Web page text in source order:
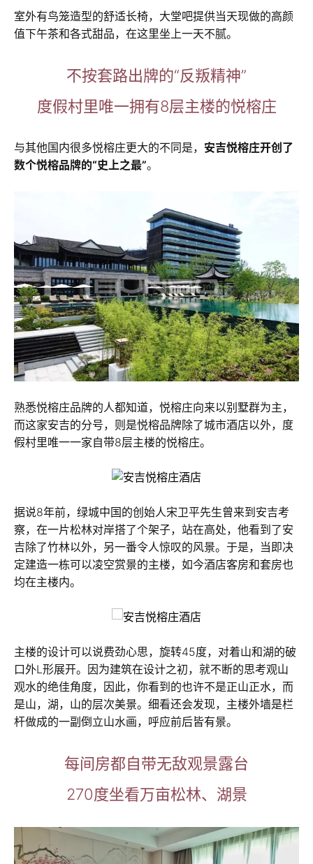
室外有鸟笼造型的舒适长椅，大堂吧提供当天现做的高颜
值下午茶和各式甜品，在这里坐上一天不腻。
不按套路出牌的“反叛精神”
度假村里唯一拥有8层主楼的悦榕庄
与其他国内很多悦榕庄更大的不同是， 安吉悦榕庄开创了
数个悦榕品牌的“史上之最”。
熟悉悦榕庄品牌的人都知道，悦榕庄向来以别墅群为主，
而这家安吉的分号，则是悦榕品牌除了城市酒店以外，度
假村里唯一一家自带8层主楼的悦榕庄。
据说8年前，绿城中国的创始人宋卫平先生曾来到安吉考
察，在一片松林对岸搭了个架子，站在高处，他看到了安
吉除了竹林以外，另一番令人惊叹的风景。于是，当即决
定建造一栋可以凌空赏景的主楼，如今酒店客房和套房也
均在主楼内。
主楼的设计可以说费劲心思，旋转45度，对着山和湖的破
口外L形展开。因为建筑在设计之初，就不断的思考观山
观水的绝佳角度，因此，你看到的也许不是正山正水，而
是山，湖，山的层次美景。细看还会发现，主楼外墙是栏
杆做成的一副倒立山水画，呼应前后皆有景。
每间房都自带无敌观景露台
270度坐看万亩松林、湖景